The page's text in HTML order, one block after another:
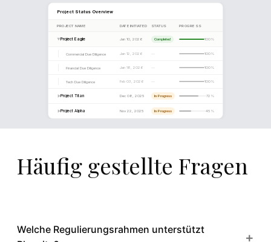
Häufig gestellte Fragen
Welche Regulierungsrahmen unterstützt
+